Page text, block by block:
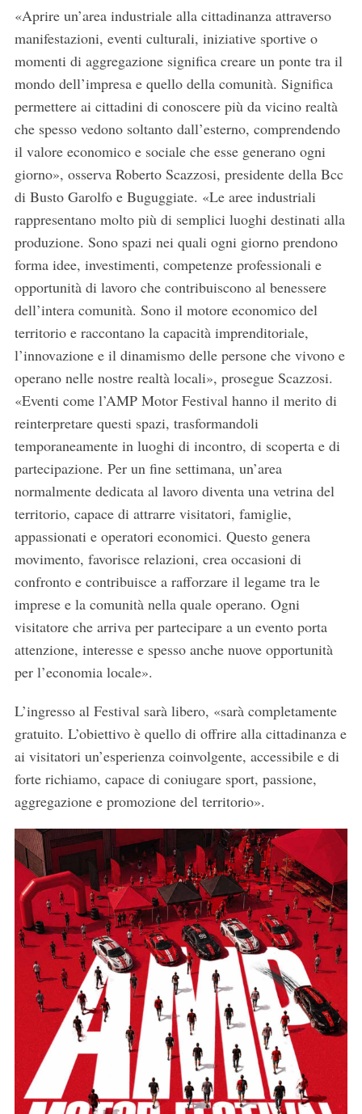
«Aprire un’area industriale alla cittadinanza attraverso
manifestazioni, eventi culturali, iniziative sportive o
momenti di aggregazione significa creare un ponte tra il
mondo dell’impresa e quello della comunità. Significa
permettere ai cittadini di conoscere più da vicino realtà
che spesso vedono soltanto dall’esterno, comprendendo
il valore economico e sociale che esse generano ogni
giorno», osserva Roberto Scazzosi, presidente della Bcc
di Busto Garolfo e Buguggiate. «Le aree industriali
rappresentano molto più di semplici luoghi destinati alla
produzione. Sono spazi nei quali ogni giorno prendono
forma idee, investimenti, competenze professionali e
opportunità di lavoro che contribuiscono al benessere
dell’intera comunità. Sono il motore economico del
territorio e raccontano la capacità imprenditoriale,
l’innovazione e il dinamismo delle persone che vivono e
operano nelle nostre realtà locali», prosegue Scazzosi.
«Eventi come l’AMP Motor Festival hanno il merito di
reinterpretare questi spazi, trasformandoli
temporaneamente in luoghi di incontro, di scoperta e di
partecipazione. Per un fine settimana, un’area
normalmente dedicata al lavoro diventa una vetrina del
territorio, capace di attrarre visitatori, famiglie,
appassionati e operatori economici. Questo genera
movimento, favorisce relazioni, crea occasioni di
confronto e contribuisce a rafforzare il legame tra le
imprese e la comunità nella quale operano. Ogni
visitatore che arriva per partecipare a un evento porta
attenzione, interesse e spesso anche nuove opportunità
per l’economia locale».
L’ingresso al Festival sarà libero, «sarà completamente
gratuito. L’obiettivo è quello di offrire alla cittadinanza e
ai visitatori un’esperienza coinvolgente, accessibile e di
forte richiamo, capace di coniugare sport, passione,
aggregazione e promozione del territorio».
S
e
a
c
h
f
o
: